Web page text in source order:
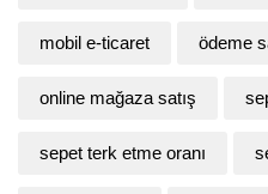
mobil e-ticaret ödeme
online mağaza satış
sepet terk etme oranı